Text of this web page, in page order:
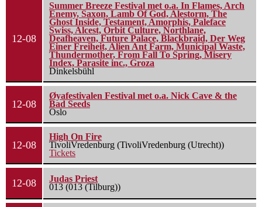
12-08
Summer Breeze Festival met o.a. In Flames, Arch
Enemy, Saxon, Lamb Of God, Alestorm, The
Ghost Inside, Testament, Amorphis, Paleface
Swiss, Alcest, Orbit Culture, Northlane,
Deafheaven, Future Palace, Blackbraid, Der Weg
Einer Freiheit, Alien Ant Farm, Municipal Waste,
Thundermother, From Fall To Spring, Misery
Index, Parasite inc., Groza
Dinkelsbühl
12-08
Øyafestivalen Festival met o.a. Nick Cave & the
Bad Seeds
Oslo
12-08
High On Fire
TivoliVredenburg (TivoliVredenburg (Utrecht))
Tickets
12-08
Judas Priest
013 (013 (Tilburg))